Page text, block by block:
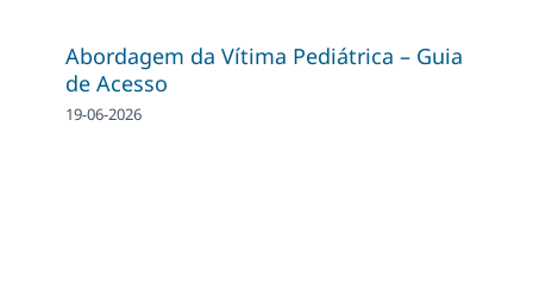
Abordagem da Vítima Pediátrica – Guia
de Acesso
19-06-2026